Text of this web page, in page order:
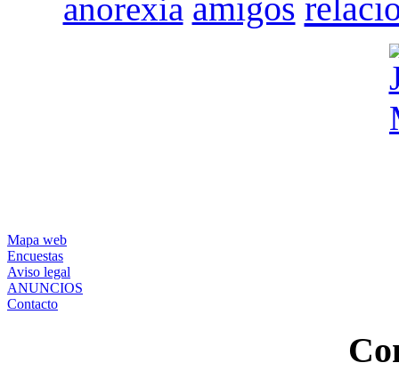
anorexia amigos
Mapa web
Encuestas
Aviso legal
ANUNCIOS
Contacto